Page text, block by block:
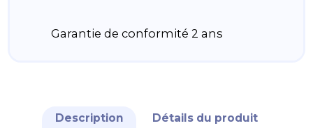
Garantie de conformité 2 ans
Description Détails du produit